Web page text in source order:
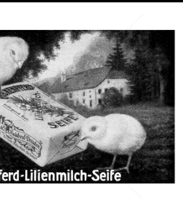
STECKENPFERD-SEIFE
Parfumfabriken Bergmann & Co., Radebeul-
Dresden
1912